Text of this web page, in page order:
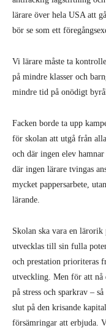
lärare över hela USA att
bör se som ett
Vi lärare måste ta
på mindre klasser och
mindre tid på onödigt
Facken borde ta upp
för skolan att utgå från
och där ingen elev
där ingen lärare tvingas
mycket pappersarbete,
lärande.
Skolan ska vara en
utvecklas till sin fulla
och prestation prioriteras
utveckling. Men för att nå
på stress och sparkrav –
slut på den krisande
försämringar att erbjuda.